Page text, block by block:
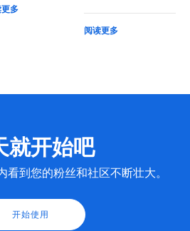
更多
阅读更多
就开始吧
看到您的粉丝和社区不断壮大。
开始使用